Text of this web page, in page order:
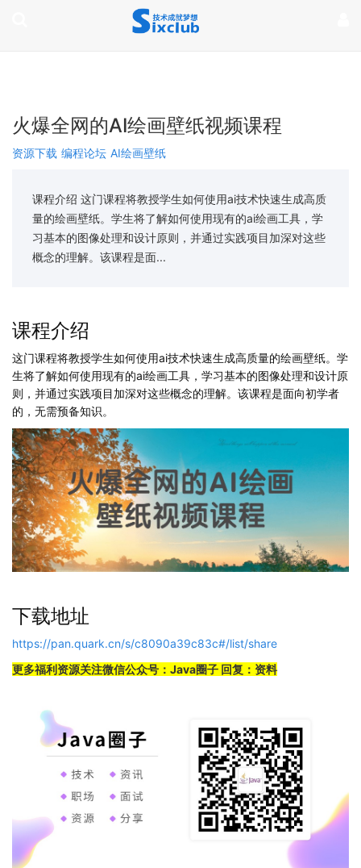
火爆全网的AI绘画壁纸视频课程
资源下载 编程论坛 AI绘画壁纸
课程介绍 这门课程将教授学生如何使用ai技术快速生成高质
量的绘画壁纸。学生将了解如何使用现有的ai绘画工具，学
习基本的图像处理和设计原则，并通过实践项目加深对这些
概念的理解。该课程是面...
课程介绍
这门课程将教授学生如何使用ai技术快速生成高质量的绘画壁纸。学
生将了解如何使用现有的ai绘画工具，学习基本的图像处理和设计原
则，并通过实践项目加深对这些概念的理解。该课程是面向初学者
的，无需预备知识。
下载地址
https://pan.quark.cn/s/c8090a39c83c#/list/share
更多福利资源关注微信公众号：Java圈子 回复：资料